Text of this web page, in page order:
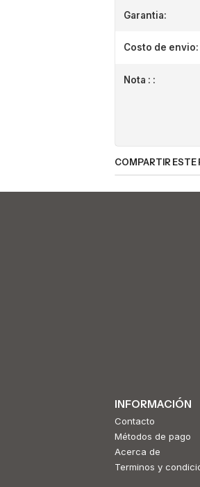
Garantia:
Costo de envio:
Nota : :
COMPARTIR ESTE
INFORMACIÓN
Contacto
Métodos de pago
Acerca de
Terminos y